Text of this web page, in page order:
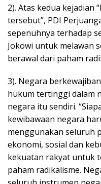
2). Atas kedua kejadian
tersebut”, PDI
sepenuhnya terhadap
Jokowi untuk melawan
berawal dari paham
3). Negara
hukum tertinggi dalam
negara itu sendiri.
kewibawaan negara
menggunakan seluruh
ekonomi, sosial dan
kekuatan rakyat untuk
paham radikalisme.